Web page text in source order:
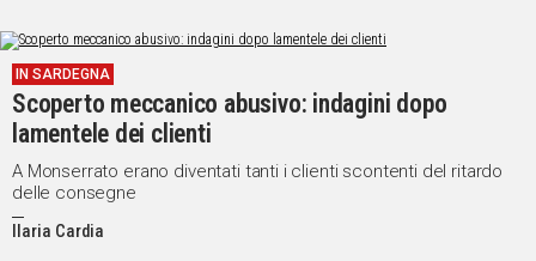
IN SARDEGNA
Scoperto meccanico abusivo: indagini dopo
lamentele dei clienti
A Monserrato erano diventati tanti i clienti scontenti del ritardo
delle consegne
Ilaria Cardia